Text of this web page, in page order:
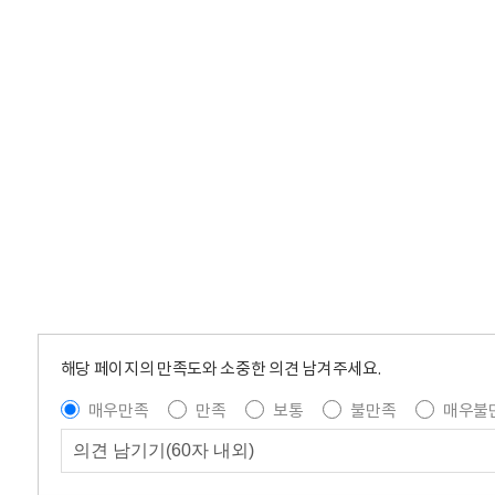
해당 페이지의 만족도와 소중한 의견 남겨주세요.
매우만족
만족 보통 불만족 매우불